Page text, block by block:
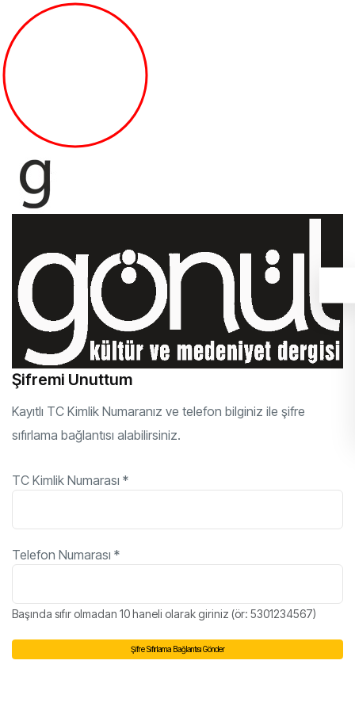
Şifremi Unuttum
Kayıtlı TC Kimlik Numaranız ve telefon bilginiz ile şifre
sıfırlama bağlantısı alabilirsiniz.
TC Kimlik Numarası *
Telefon Numarası *
Başında sıfır olmadan 10 haneli olarak giriniz (ör: 5301234567)
Şifre Sıfırlama Bağlantısı Gönder